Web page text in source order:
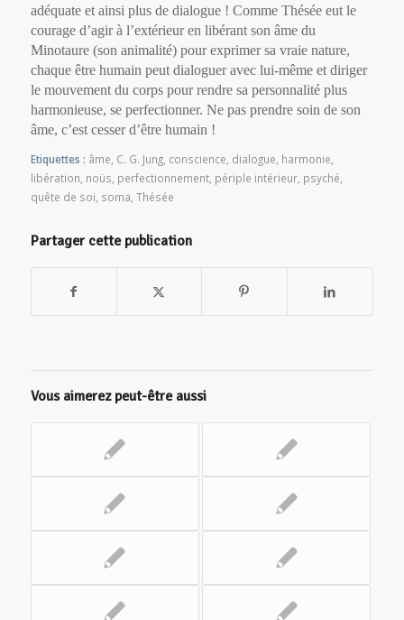
adéquate et ainsi plus de dialogue ! Comme Thésée eut le
courage d’agir à l’extérieur en libérant son âme du
Minotaure (son animalité) pour exprimer sa vraie nature,
chaque être humain peut dialoguer avec lui-même et diriger
le mouvement du corps pour rendre sa personnalité plus
harmonieuse, se perfectionner. Ne pas prendre soin de son
âme, c’est cesser d’être humain !
Etiquettes : âme C. G. Jung, conscience dialogue harmonie
libération noüs perfectionnement, périple intérieur, psyché
quête de soi soma Thésée
Partager cette publication
Vous aimerez peut-être aussi